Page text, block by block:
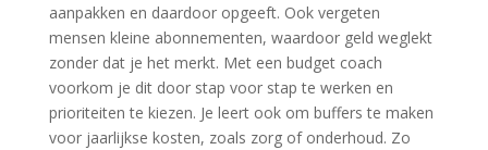
aanpakken en daardoor opgeeft. Ook vergeten
mensen kleine abonnementen, waardoor geld weglekt
zonder dat je het merkt. Met een budget coach
voorkom je dit door stap voor stap te werken en
prioriteiten te kiezen. Je leert ook om buffers te maken
voor jaarlijkse kosten, zoals zorg of onderhoud. Zo